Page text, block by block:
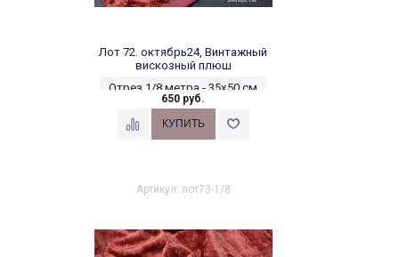
Лот 72. октябрь24, Винтажный
вискозный плюш
Отрез 1/8 метра - 35х50 см
650 руб.
Артикул: лот73-1/8